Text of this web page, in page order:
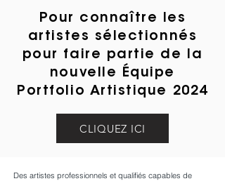
Pour connaître les
artistes sélectionnés
pour faire partie de la
nouvelle Équipe
Portfolio Artistique 2024
CLIQUEZ ICI
louis hechter
Des artistes professionnels et qualifiés capables de